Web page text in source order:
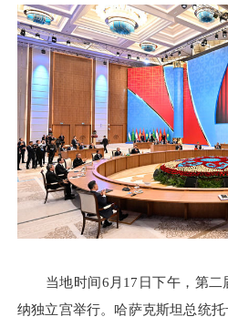
当地时间6月17日下午，第二
纳独立宫举行。哈萨克斯坦总统